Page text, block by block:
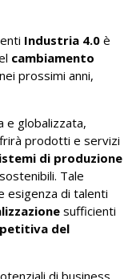
Industria 4.0 è
cambiamento
nei prossimi anni,
e globalizzata,
prodotti e servizi
di produzione
Tale
esigenza di talenti
sufficienti
del